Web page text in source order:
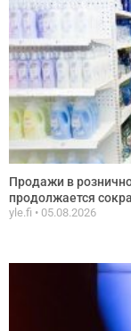
Продажи в
продолжается
yle.fi 05.08.2026